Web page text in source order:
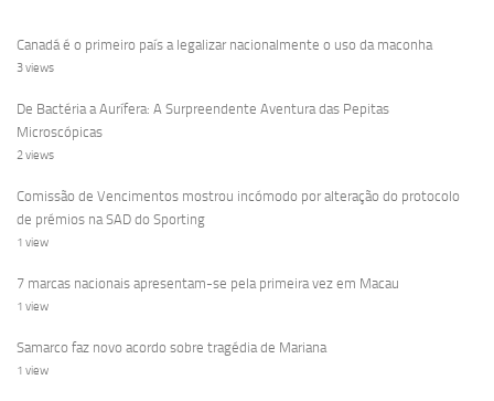
Canadá é o primeiro país a legalizar nacionalmente o uso da maconha
3 views
De Bactéria a Aurífera: A Surpreendente Aventura das Pepitas
Microscópicas
2 views
Comissão de Vencimentos mostrou incómodo por alteração do protocolo
de prémios na SAD do Sporting
1 view
7 marcas nacionais apresentam-se pela primeira vez em Macau
1 view
Samarco faz novo acordo sobre tragédia de Mariana
1 view